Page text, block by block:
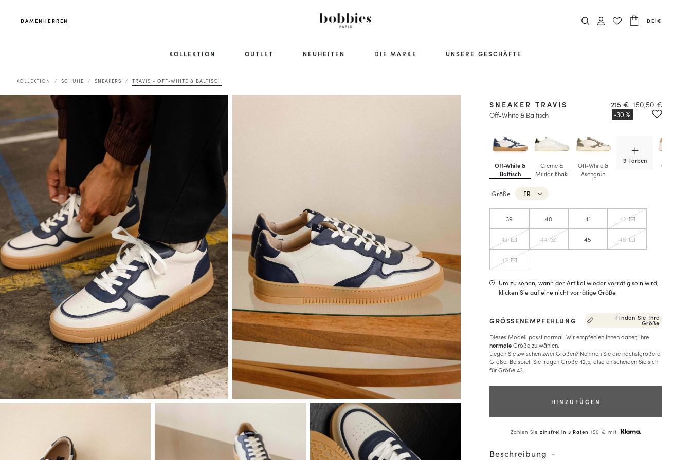
DAMENHERREN DE|€
KOLLEKTION OUTLET NEUHEITEN DIE MARKE UNSERE GESCHÄFTE
KOLLEKTION SCHUHE SNEAKERS TRAVIS - OFF-WHITE & BALTISCH
Off-White &
Baltisch
Creme &
Militär-Khaki
Off-White &
Aschgrün
9 Farben
Off-White
SNEAKER TRAVIS
Off-White & Baltisch
215 € 150,50 €
Größe FR
39 40 41 42
43 44 45 46
47
Um zu sehen, wann der Artikel wieder vorrätig sein wird,
klicken Sie auf eine nicht vorrätige Größe
GRÖSSENEMPFEHLUNG Finden Sie Ihre
Größe
Dieses Modell passt normal. Wir empfehlen Ihnen daher, Ihre
normaleGröße zu wählen.
Liegen Sie zwischen zwei Größen? Nehmen Sie die nächstgrößere
Größe. Beispiel: Sie tragen Größe 42,5, also entscheiden Sie sich
für Größe 43.
HINZUFÜGEN
Zahlen Siezinsfrei in 3 Raten 150 € mit
Beschreibung